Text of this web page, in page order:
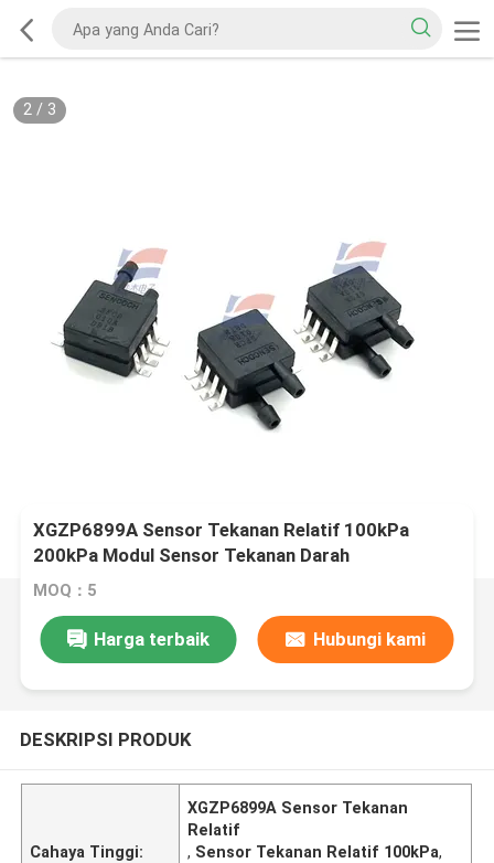
2/ 3
XGZP6899A Sensor Tekanan Relatif 100kPa
200kPa Modul Sensor Tekanan Darah
MOQ：5
Harga terbaik Hubungi kami
DESKRIPSI PRODUK
Cahaya Tinggi:
XGZP6899A Sensor Tekanan
Relatif
, Sensor Tekanan Relatif 100kPa,